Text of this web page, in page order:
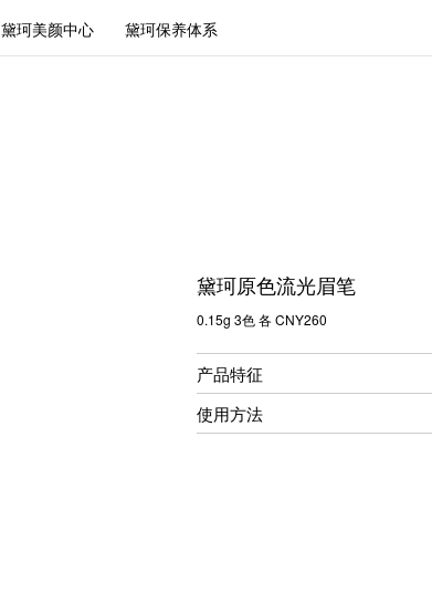
黛珂美颜中心 黛珂保养体系
黛珂原色流光眉笔
0.15g 3色 各 CNY260
产品特征
使用方法